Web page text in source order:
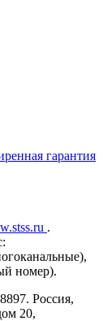
гарантия
.
номер).
Россия,
20,